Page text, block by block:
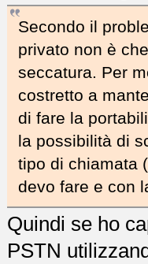
Secondo il
privato non è
seccatura. Per
costretto a
di fare la
la possibilità di
tipo di chiamata
devo fare e con
Quindi se ho
PSTN